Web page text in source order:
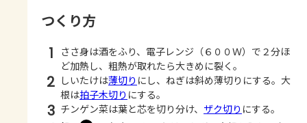
つくり方
1
ささ身は酒をふり、電子レンジ（６００Ｗ）で２分ほ
ど加熱し、粗熱が取れたら大きめに裂く。
2 しいたけは薄切り にし、ねぎは斜め薄切りにする。大
根は拍子木切り にする。
3 チンゲン菜は葉と芯を切り分け、 ザク切り にする。